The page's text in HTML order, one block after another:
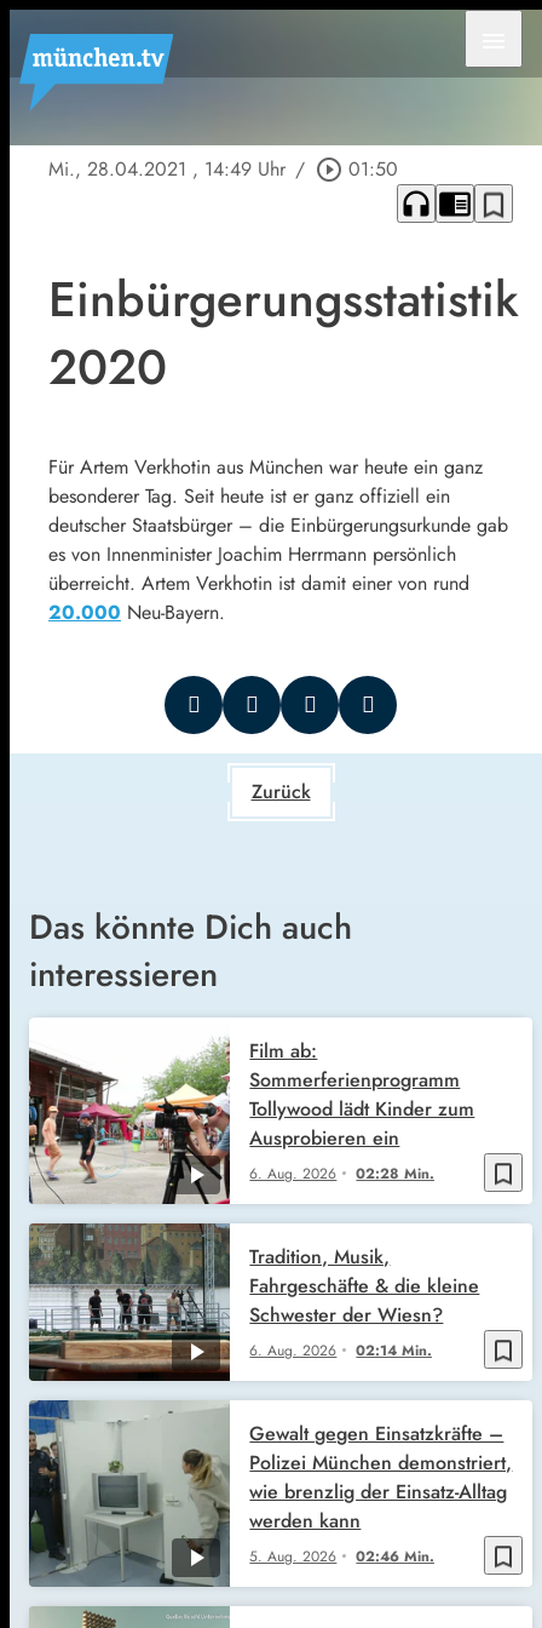
Mi., 28.04.2021 , 14:49 Uhr / play_circle_outline 01:50
headphones chrome_reader_mode bookmark_border
Einbürgerungsstatistik
2020
Für Artem Verkhotin aus München war heute ein ganz
besonderer Tag. Seit heute ist er ganz offiziell ein
deutscher Staatsbürger – die Einbürgerungsurkunde gab
es von Innenminister Joachim Herrmann persönlich
überreicht. Artem Verkhotin ist damit einer von rund
20.000 Neu-Bayern.
Zurück
Das könnte Dich auch
interessieren
bookmark_border
6. Aug. 2026 02:28 Min.
Film ab:
Sommerferienprogramm
Tollywood lädt Kinder zum
Ausprobieren ein
bookmark_border
6. Aug. 2026 02:14 Min.
Tradition, Musik,
Fahrgeschäfte & die kleine
Schwester der Wiesn?
bookmark_border
5. Aug. 2026 02:46 Min.
Gewalt gegen Einsatzkräfte –
Polizei München demonstriert,
wie brenzlig der Einsatz-Alltag
werden kann